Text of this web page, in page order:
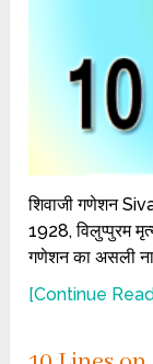
शिवाजी गणेशन
1928, विलुप्पुरम
गणेशन का असली
[Continue